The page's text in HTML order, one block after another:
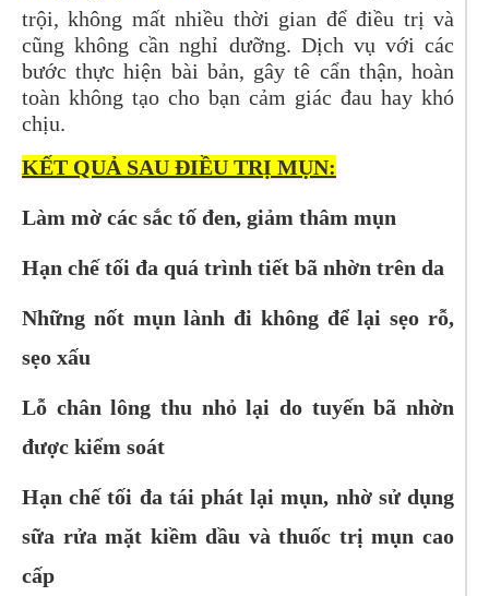
trội, không mất nhiều thời gian để điều trị và
cũng không cần nghỉ dưỡng. Dịch vụ với các
bước thực hiện bài bản, gây tê cẩn thận, hoàn
toàn không tạo cho bạn cảm giác đau hay khó
chịu.
KẾT QUẢ SAU ĐIỀU TRỊ MỤN:
Làm mờ các sắc tố đen, giảm thâm mụn
Hạn chế tối đa quá trình tiết bã nhờn trên da
Những nốt mụn lành đi không để lại sẹo rỗ,
sẹo xấu
Lỗ chân lông thu nhỏ lại do tuyến bã nhờn
được kiểm soát
Hạn chế tối đa tái phát lại mụn, nhờ sử dụng
sữa rửa mặt kiềm dầu và thuốc trị mụn cao
cấp